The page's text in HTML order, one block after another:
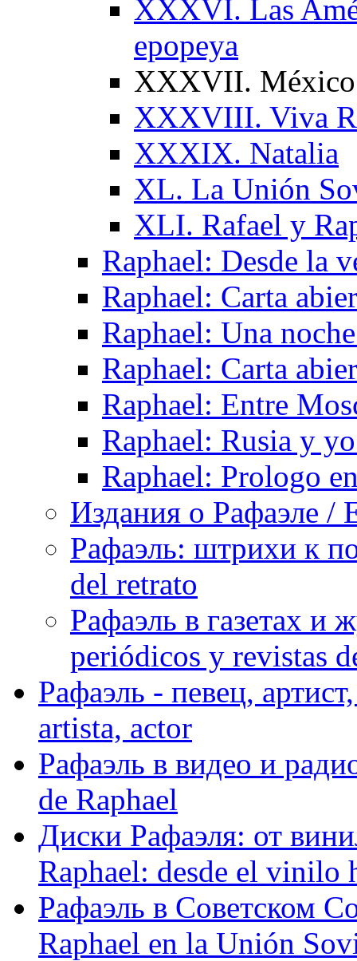
XXXVI. Las
epopeya
XXXVII.
XXXVIII. Viva
XXXIX. Natalia
XL. La Unión
XLI. Rafael y
Raphael: Desde la
Raphael: Carta
Raphael: Una
Raphael: Carta
Raphael: Entre
Raphael: Rusia y
Raphael: Prologo
Издания о Рафаэле /
Рафаэль: штрихи к
del retrato
Рафаэль в газетах и
periódicos y revistas
Рафаэль - певец,
artista, actor
Рафаэль в видео и
de Raphael
Диски Рафаэля: от
Raphael: desde el vinilo
Рафаэль в Советском
Raphael en la Unión